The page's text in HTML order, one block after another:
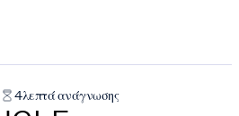
4λεπτά ανάγνωσης